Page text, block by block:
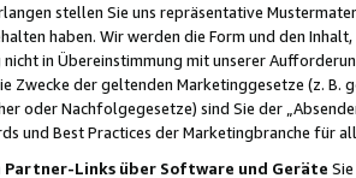
stellen Sie uns repräsentative
haben. Wir werden die Form und den
in Übereinstimmung mit unserer
Zwecke der geltenden Marketinggesetze (z. B.
oder Nachfolgegesetze) sind Sie der
und Best Practices der Marketingbranche für
Partner-Links über Software und Geräte